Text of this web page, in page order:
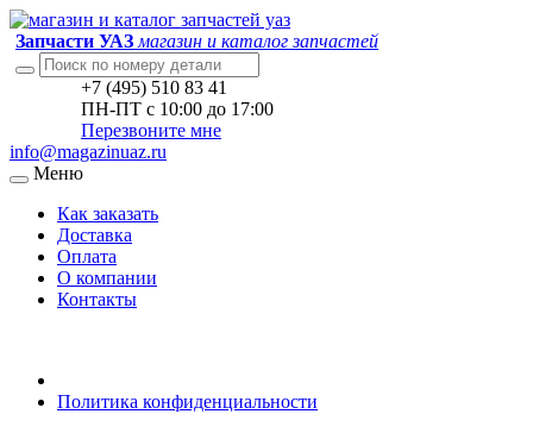
Запчасти УАЗ магазин и каталог запчастей
+7 (495) 510 83 41
ПН-ПТ с 10:00 до 17:00
Перезвоните мне
info@magazinuaz.ru
Меню
Как заказать
Доставка
Оплата
О компании
Контакты
Политика конфиденциальности